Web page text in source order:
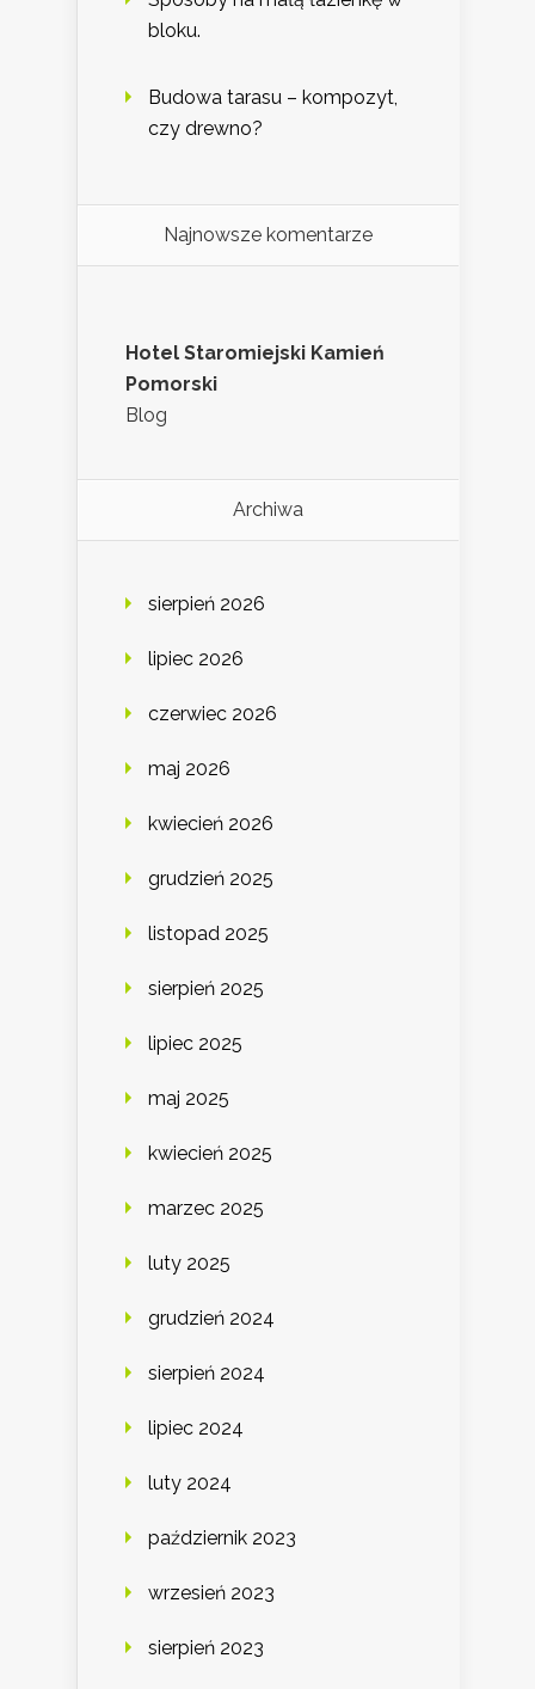
bloku.
Budowa tarasu – kompozyt,
czy drewno?
Najnowsze komentarze
Hotel Staromiejski Kamień
Pomorski
Blog
Archiwa
sierpień 2026
lipiec 2026
czerwiec 2026
maj 2026
kwiecień 2026
grudzień 2025
listopad 2025
sierpień 2025
lipiec 2025
maj 2025
kwiecień 2025
marzec 2025
luty 2025
grudzień 2024
sierpień 2024
lipiec 2024
luty 2024
październik 2023
wrzesień 2023
sierpień 2023